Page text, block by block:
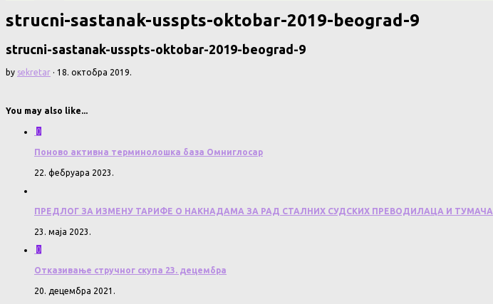
strucni-sastanak-usspts-oktobar-2019-beograd-9
strucni-sastanak-usspts-oktobar-2019-beograd-9
by sekretar · 18. октобра 2019.
You may also like...
0
Поново активна терминолошка база Омниглосар
22. фебруара 2023.
ПРЕДЛОГ ЗА ИЗМЕНУ ТАРИФЕ О НАКНАДАМА ЗА РАД СТАЛНИХ СУДСКИХ ПРЕВОДИЛАЦА И ТУМАЧА
23. маја 2023.
0
Отказивање стручног скупа 23. децембра
20. децембра 2021.